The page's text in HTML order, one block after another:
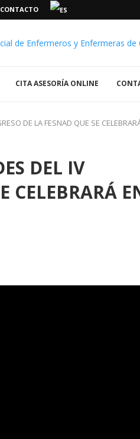
CONTACTO
CITA ASESORÍA ONLINE
DE LA FESNAD QUE SE
DEL IV
CELEBRARÁ